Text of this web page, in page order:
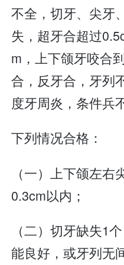
不全，切牙、尖牙
失，超牙合超过
m，上下颌牙咬合
合，反牙合，牙列
度牙周炎，条件兵
下列情况合格：
（一）上下颌左
0.3cm以内；
（二）切牙缺失1
能良好，或牙列无